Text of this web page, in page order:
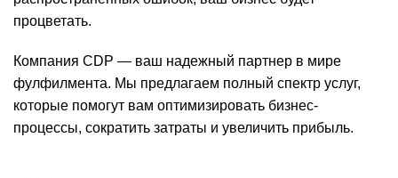
процветать.
Компания CDP — ваш надежный партнер в мире
фулфилмента. Мы предлагаем полный спектр услуг,
которые помогут вам оптимизировать бизнес-
процессы, сократить затраты и увеличить прибыль.